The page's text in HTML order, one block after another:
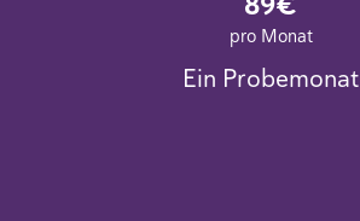
pro Monat
Ein Probemonat